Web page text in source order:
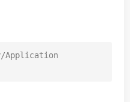
Application